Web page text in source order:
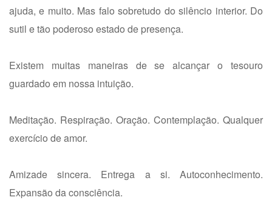
ajuda, e muito. Mas falo sobretudo do silêncio interior. Do
sutil e tão poderoso estado de presença.
Existem muitas maneiras de se alcançar o tesouro
guardado em nossa intuição.
Meditação. Respiração. Oração. Contemplação. Qualquer
exercício de amor.
Amizade sincera. Entrega a si. Autoconhecimento.
Expansão da consciência.